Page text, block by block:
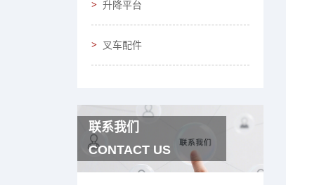
升降平台
叉车配件
联系我们
CONTACT US